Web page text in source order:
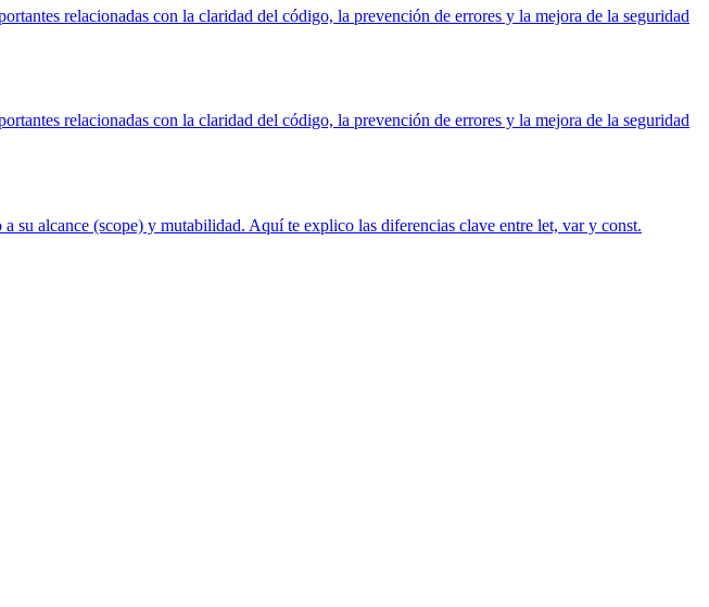
relacionadas con la claridad del código, la prevención de errores y la mejora de la seguridad
relacionadas con la claridad del código, la prevención de errores y la mejora de la seguridad
su alcance (scope) y mutabilidad. Aquí te explico las diferencias clave entre let, var y const.